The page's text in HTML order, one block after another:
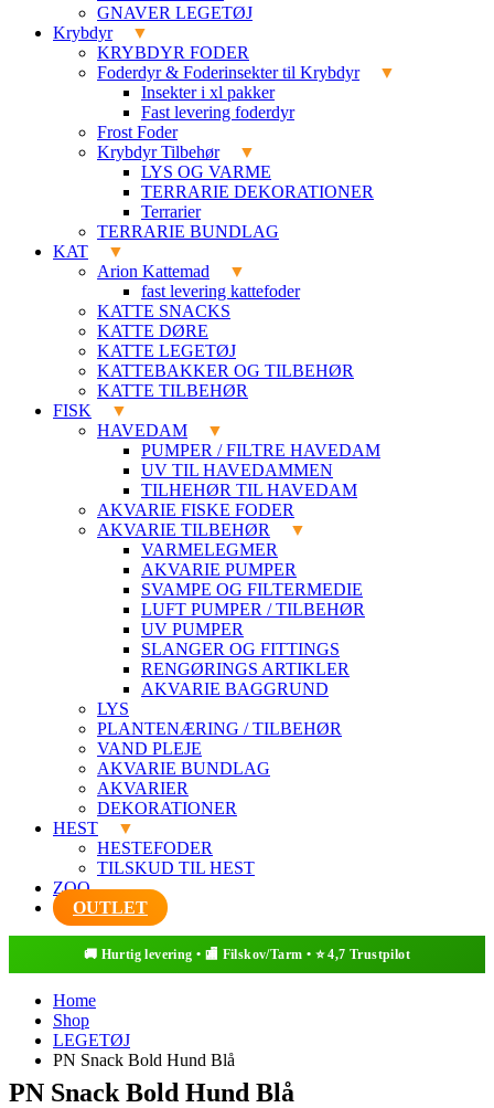
GNAVER LEGETØJ
Krybdyr
KRYBDYR FODER
Foderdyr & Foderinsekter til Krybdyr
Insekter i xl pakker
Fast levering foderdyr
Frost Foder
Krybdyr Tilbehør
LYS OG VARME
TERRARIE DEKORATIONER
Terrarier
TERRARIE BUNDLAG
KAT
Arion Kattemad
fast levering kattefoder
KATTE SNACKS
KATTE DØRE
KATTE LEGETØJ
KATTEBAKKER OG TILBEHØR
KATTE TILBEHØR
FISK
HAVEDAM
PUMPER / FILTRE HAVEDAM
UV TIL HAVEDAMMEN
TILHEHØR TIL HAVEDAM
AKVARIE FISKE FODER
AKVARIE TILBEHØR
VARMELEGMER
AKVARIE PUMPER
SVAMPE OG FILTERMEDIE
LUFT PUMPER / TILBEHØR
UV PUMPER
SLANGER OG FITTINGS
RENGØRINGS ARTIKLER
AKVARIE BAGGRUND
LYS
PLANTENÆRING / TILBEHØR
VAND PLEJE
AKVARIE BUNDLAG
AKVARIER
DEKORATIONER
HEST
HESTEFODER
TILSKUD TIL HEST
ZOO
OUTLET
Home
Shop
LEGETØJ
PN Snack Bold Hund Blå
PN Snack Bold Hund Blå